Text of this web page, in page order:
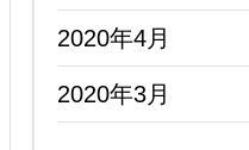
2020年4月
2020年3月